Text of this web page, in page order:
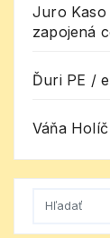
Juro Kaso
zapojená
Ďuri PE /
Váňa Holíč